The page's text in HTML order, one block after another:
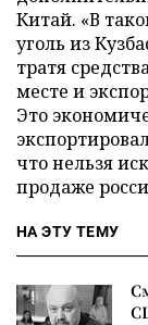
Китай. «В
уголь из
тратя
месте и
Это
что нельзя
продаже
НА ЭТУ ТЕМУ